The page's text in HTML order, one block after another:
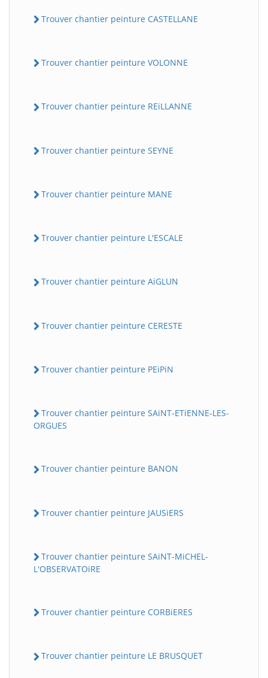
Trouver chantier peinture CASTELLANE
Trouver chantier peinture VOLONNE
Trouver chantier peinture REiLLANNE
Trouver chantier peinture SEYNE
Trouver chantier peinture MANE
Trouver chantier peinture L'ESCALE
Trouver chantier peinture AiGLUN
Trouver chantier peinture CERESTE
Trouver chantier peinture PEiPiN
Trouver chantier peinture SAiNT-ETiENNE-LES-
ORGUES
Trouver chantier peinture BANON
Trouver chantier peinture JAUSiERS
Trouver chantier peinture SAiNT-MiCHEL-
L'OBSERVATOiRE
Trouver chantier peinture CORBiERES
Trouver chantier peinture LE BRUSQUET